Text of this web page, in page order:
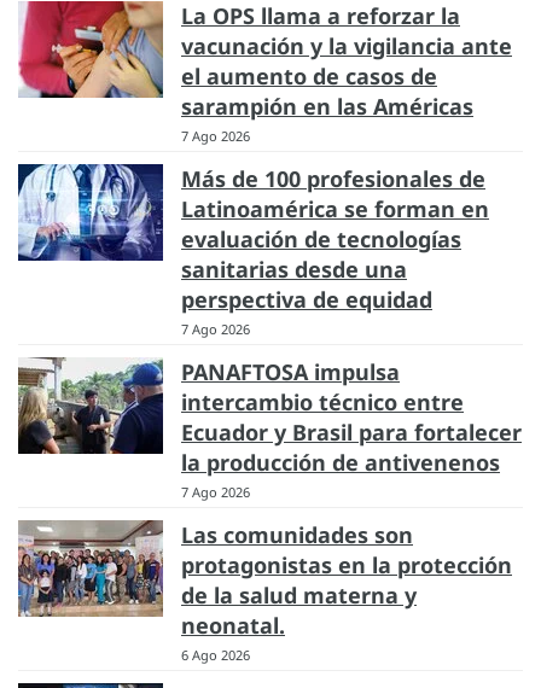
La OPS llama a reforzar la
vacunación y la vigilancia ante
el aumento de casos de
sarampión en las Américas
7 Ago 2026
Más de 100 profesionales de
Latinoamérica se forman en
evaluación de tecnologías
sanitarias desde una
perspectiva de equidad
7 Ago 2026
PANAFTOSA impulsa
intercambio técnico entre
Ecuador y Brasil para fortalecer
la producción de antivenenos
7 Ago 2026
Las comunidades son
protagonistas en la protección
de la salud materna y
neonatal.
6 Ago 2026